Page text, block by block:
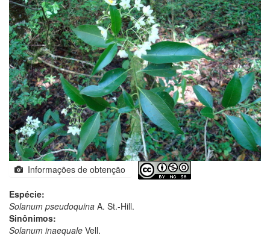
Informações de obtenção
Espécie:
Solanum pseudoquina A. St.-Hill.
Sinônimos:
Solanum inaequale Vell.